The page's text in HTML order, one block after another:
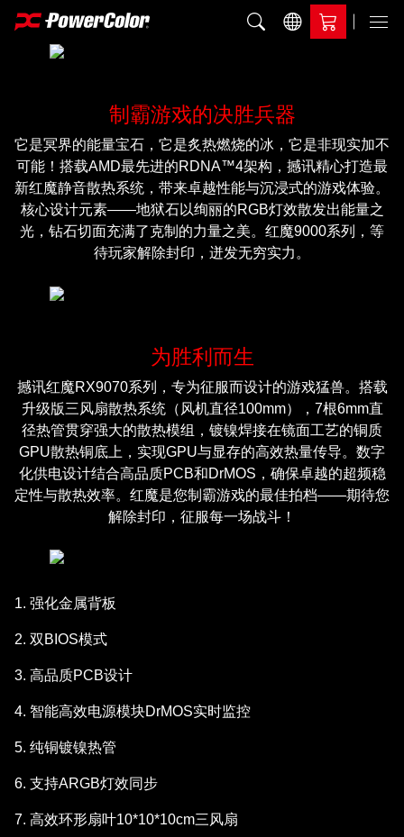
加入比较 Menu
制霸游戏的决胜兵器
它是冥界的能量宝石，它是炙热燃烧的冰，它是非现实加不
可能！搭载AMD最先进的RDNA™4架构，撼讯精心打造最
新红魔静音散热系统，带来卓越性能与沉浸式的游戏体验。
核心设计元素——地狱石以绚丽的RGB灯效散发出能量之
光，钻石切面充满了克制的力量之美。红魔9000系列，等
待玩家解除封印，迸发无穷实力。
为胜利而生
撼讯红魔RX9070系列，专为征服而设计的游戏猛兽。搭载
升级版三风扇散热系统（风机直径100mm），7根6mm直
径热管贯穿强大的散热模组，镀镍焊接在镜面工艺的铜质
GPU散热铜底上，实现GPU与显存的高效热量传导。数字
化供电设计结合高品质PCB和DrMOS，确保卓越的超频稳
定性与散热效率。红魔是您制霸游戏的最佳拍档——期待您
解除封印，征服每一场战斗！
1. 强化金属背板
2. 双BIOS模式
3. 高品质PCB设计
4. 智能高效电源模块DrMOS实时监控
5. 纯铜镀镍热管
6. 支持ARGB灯效同步
7. 高效环形扇叶10*10*10cm三风扇